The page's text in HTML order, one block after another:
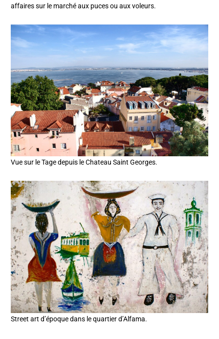
affaires sur le marché aux puces ou aux voleurs.
Vue sur le Tage depuis le Chateau Saint Georges.
Street art d’époque dans le quartier d’Alfama.